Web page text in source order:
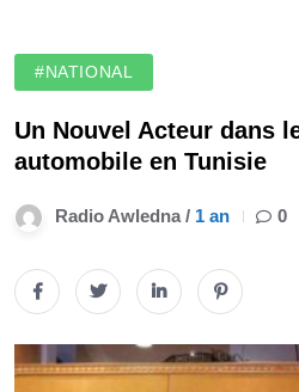
#NATIONAL
Un Nouvel Acteur dans
automobile en Tunisie
Radio Awledna / 1 an 0